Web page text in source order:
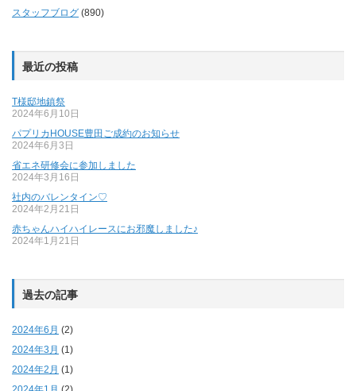
スタッフブログ (890)
最近の投稿
T様邸地鎮祭
2024年6月10日
パプリカHOUSE豊田ご成約のお知らせ
2024年6月3日
省エネ研修会に参加しました
2024年3月16日
社内のバレンタイン♡
2024年2月21日
赤ちゃんハイハイレースにお邪魔しました♪
2024年1月21日
過去の記事
2024年6月 (2)
2024年3月 (1)
2024年2月 (1)